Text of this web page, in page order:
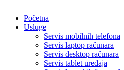
Početna
Usluge
Servis mobilnih telefona
Servis laptop računara
Servis desktop računara
Servis tablet uređaja